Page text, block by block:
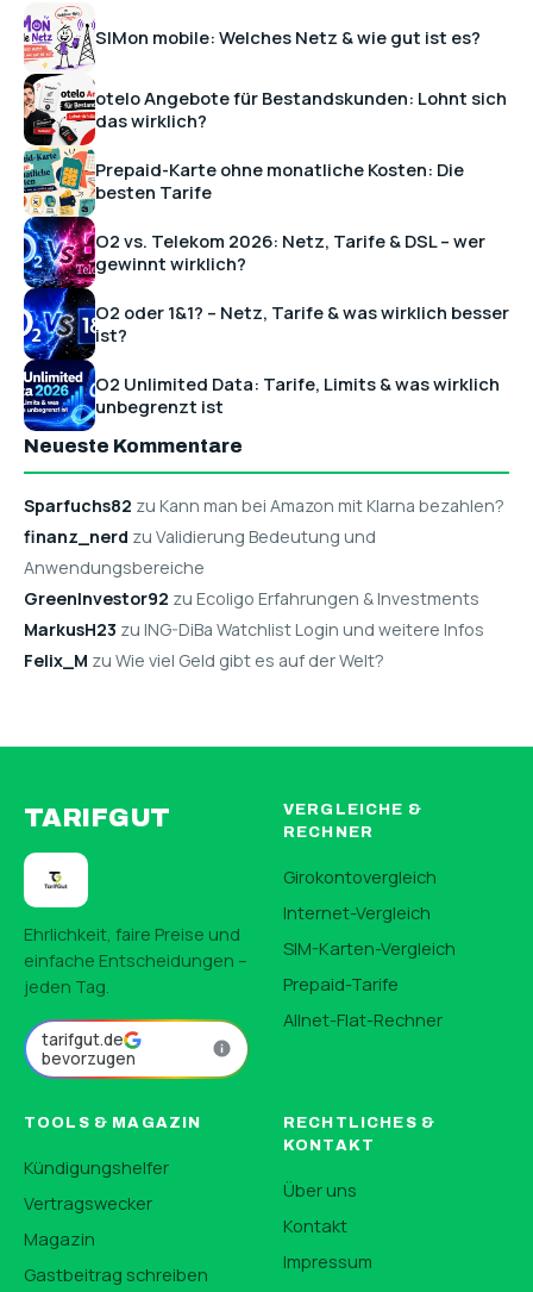
SIMon mobile: Welches Netz & wie gut ist es?
otelo Angebote für Bestandskunden: Lohnt sich
das wirklich?
Prepaid-Karte ohne monatliche Kosten: Die
besten Tarife
O2 vs. Telekom 2026: Netz, Tarife & DSL – wer
gewinnt wirklich?
O2 oder 1&1? – Netz, Tarife & was wirklich besser
ist?
O2 Unlimited Data: Tarife, Limits & was wirklich
unbegrenzt ist
Neueste Kommentare
Sparfuchs82 zu Kann man bei Amazon mit Klarna bezahlen?
finanz_nerd zu Validierung Bedeutung und
Anwendungsbereiche
GreenInvestor92 zu Ecoligo Erfahrungen & Investments
MarkusH23 zu ING-DiBa Watchlist Login und weitere Infos
Felix_M zu Wie viel Geld gibt es auf der Welt?
TARIFGUT
Ehrlichkeit, faire Preise und
einfache Entscheidungen –
jeden Tag.
tarifgut.de
bevorzugen
VERGLEICHE &
RECHNER
Girokontovergleich
Internet-Vergleich
SIM-Karten-Vergleich
Prepaid-Tarife
Allnet-Flat-Rechner
TOOLS & MAGAZIN
Kündigungshelfer
Vertragswecker
Magazin
Gastbeitrag schreiben
RECHTLICHES &
KONTAKT
Über uns
Kontakt
Impressum